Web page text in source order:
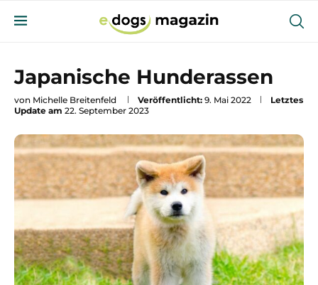
Japanische Hunderassen
von Michelle Breitenfeld Veröffentlicht: 9. Mai 2022
Letztes
Update am 22. September 2023